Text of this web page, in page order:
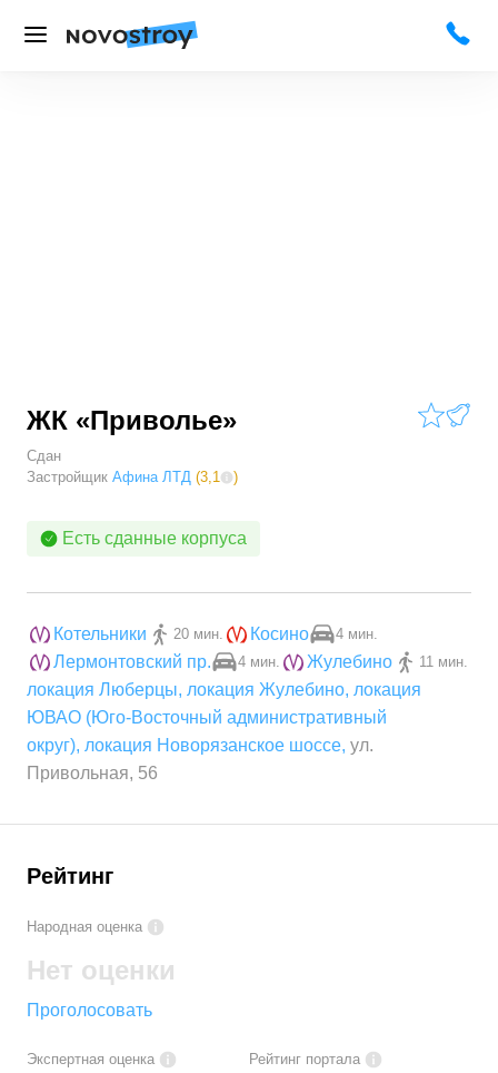
ЖК «Приволье»
Сдан
Застройщик Афина ЛТД (3,1 )
Есть сданные корпуса
Котельники 20 мин. Косино 4 мин.
Лермонтовский пр. 4 мин. Жулебино 11 мин.
локация Люберцы, локация Жулебино, локация
ЮВАО (Юго-Восточный административный
округ), локация Новорязанское шоссе, ул.
Привольная, 56
Рейтинг
Народная оценка
Нет оценки
Проголосовать
Экспертная оценка Рейтинг портала